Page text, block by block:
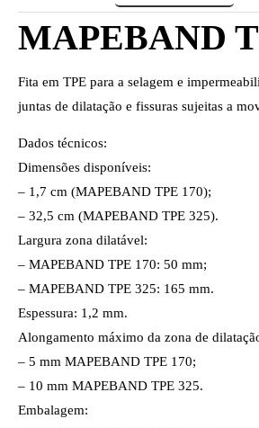
MAPEBAND
Fita em TPE para a selagem e
juntas de dilatação e fissuras sujeitas a
Dados técnicos:
Dimensões disponíveis:
– 1,7 cm (MAPEBAND TPE 170);
– 32,5 cm (MAPEBAND TPE 325).
Largura zona dilatável:
– MAPEBAND TPE 170: 50 mm;
– MAPEBAND TPE 325: 165 mm.
Espessura: 1,2 mm.
Alongamento máximo da zona de
– 5 mm MAPEBAND TPE 170;
– 10 mm MAPEBAND TPE 325.
Embalagem: